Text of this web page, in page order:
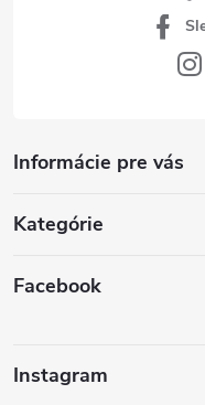
Informácie pre vás
Kategórie
Facebook
Instagram